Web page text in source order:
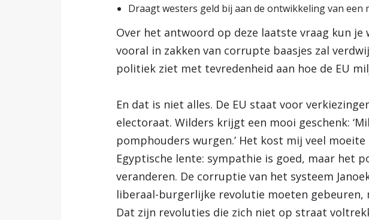
Draagt westers geld bij aan de ontwikkeling van
Over het antwoord op deze laatste vraag kun
vooral in zakken van corrupte baasjes zal
politiek ziet met tevredenheid aan hoe de EU
En dat is niet alles. De EU staat voor
electoraat. Wilders krijgt een mooi geschenk:
pomphouders wurgen.’ Het kost mij veel
Egyptische lente: sympathie is goed, maar het
veranderen. De corruptie van het systeem
liberaal-burgerlijke revolutie moeten
Dat zijn revoluties die zich niet op straat